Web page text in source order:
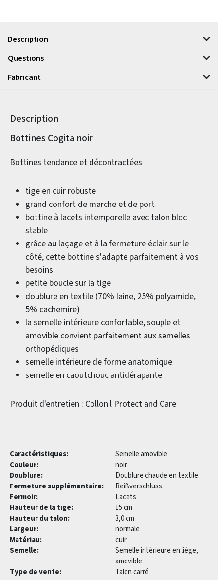
Description
Questions
Fabricant
Description
Informations sur le produit
Bottines Cogita noir
Bottines tendance et décontractées
tige en cuir robuste
grand confort de marche et de port
bottine à lacets intemporelle avec talon bloc
stable
grâce au laçage et à la fermeture éclair sur le
côté, cette bottine s'adapte parfaitement à vos
besoins
petite boucle sur la tige
doublure en textile (70% laine, 25% polyamide,
5% cachemire)
la semelle intérieure confortable, souple et
amovible convient parfaitement aux semelles
orthopédiques
semelle intérieure de forme anatomique
semelle en caoutchouc antidérapante
Produit d'entretien : Collonil Protect and Care
Caractéristiques:
Semelle amovible
Couleur:
noir
Doublure:
Doublure chaude en textile
Fermeture supplémentaire:
Reißverschluss
Fermoir:
Lacets
Hauteur de la tige:
15 cm
Hauteur du talon:
3,0 cm
Largeur:
normale
Matériau:
cuir
Semelle:
Semelle intérieure en liège,
amovible
Type de vente:
Talon carré